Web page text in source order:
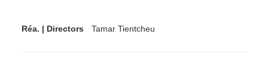
Réa. | Directors Tamar Tientcheu